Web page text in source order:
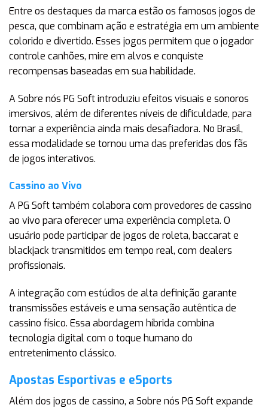
Entre os destaques da marca estão os famosos jogos de
pesca, que combinam ação e estratégia em um ambiente
colorido e divertido. Esses jogos permitem que o jogador
controle canhões, mire em alvos e conquiste
recompensas baseadas em sua habilidade.
A Sobre nós PG Soft introduziu efeitos visuais e sonoros
imersivos, além de diferentes níveis de dificuldade, para
tornar a experiência ainda mais desafiadora. No Brasil,
essa modalidade se tornou uma das preferidas dos fãs
de jogos interativos.
Cassino ao Vivo
A PG Soft também colabora com provedores de cassino
ao vivo para oferecer uma experiência completa. O
usuário pode participar de jogos de roleta, baccarat e
blackjack transmitidos em tempo real, com dealers
profissionais.
A integração com estúdios de alta definição garante
transmissões estáveis e uma sensação autêntica de
cassino físico. Essa abordagem híbrida combina
tecnologia digital com o toque humano do
entretenimento clássico.
Apostas Esportivas e eSports
Além dos jogos de cassino, a Sobre nós PG Soft expande